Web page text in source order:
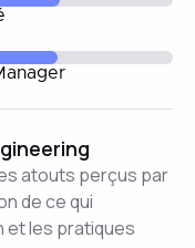
atouts perçus par
de ce qui
et les pratiques